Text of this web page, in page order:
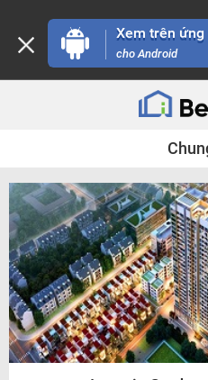
Xem trên ứng
cho Android